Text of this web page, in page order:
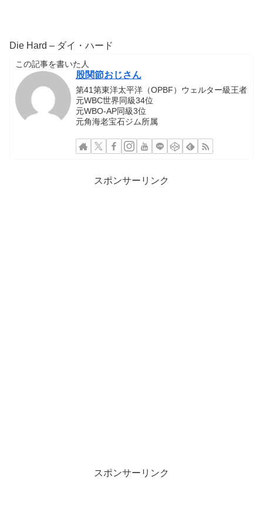
Die Hard – ダイ・ハード
この記事を書いた人
股関節おじさん
第41第東洋太平洋（OPBF）ウェルター級王者
元WBC世界同級34位
元WBO-AP同級3位
元角海老宝石ジム所属
スポンサーリンク
スポンサーリンク